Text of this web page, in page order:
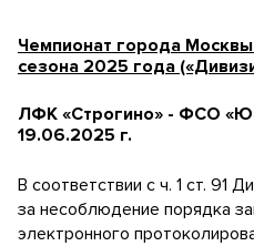
Чемпионат города
сезона 2025 года
ЛФК «Строгино» - ФСО
19.06.2025 г.
В соответствии с ч. 1 ст. 91
за несоблюдение порядка
электронного